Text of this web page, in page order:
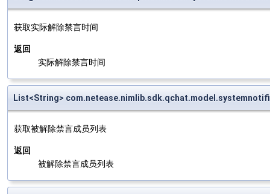
获取实际解除禁言时间
返回
实际解除禁言时间
List<String>
获取被解除禁言成员列表
返回
被解除禁言成员列表